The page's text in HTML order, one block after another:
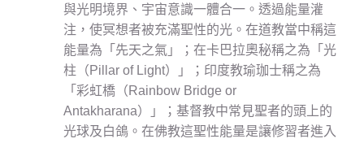
與光明境界、宇宙意識一體合一。透過能量灌
注，使冥想者被充滿聖性的光。在道教當中稱這
能量為「先天之氣」；在卡巴拉奧秘稱之為「光
柱（Pillar of Light）」；印度教瑜珈士稱之為
「彩虹橋（Rainbow Bridge or
Antakharana）」；基督教中常見聖者的頭上的
光球及白鴿。在佛教這聖性能量是讓修習者進入